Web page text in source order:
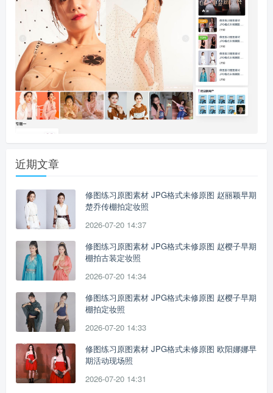
近期文章
修图练习原图素材 JPG格式未修原图 赵丽颖早期
楚乔传棚拍定妆照
2026-07-20 14:37
修图练习原图素材 JPG格式未修原图 赵樱子早期
棚拍古装定妆照
2026-07-20 14:34
修图练习原图素材 JPG格式未修原图 赵樱子早期
棚拍定妆照
2026-07-20 14:33
修图练习原图素材 JPG格式未修原图 欧阳娜娜早
期活动现场照
2026-07-20 14:31